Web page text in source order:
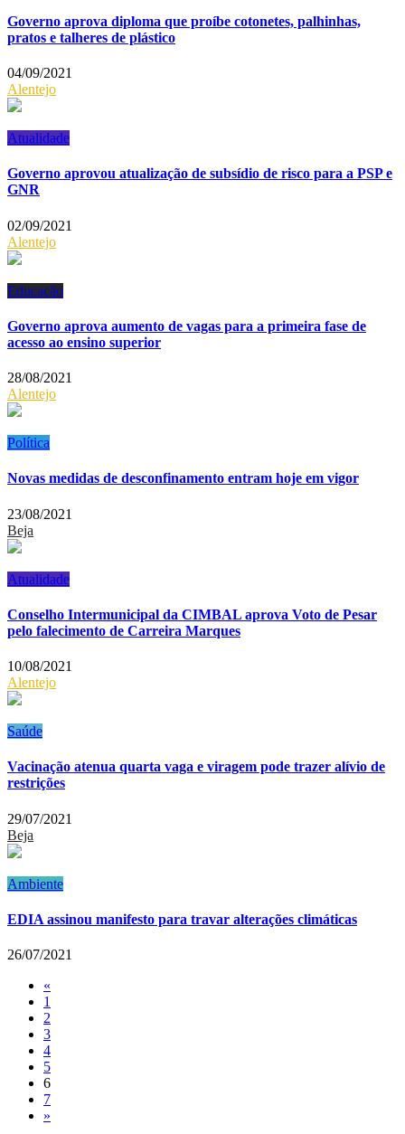
Governo aprova diploma que proíbe cotonetes, palhinhas,
pratos e talheres de plástico
04/09/2021
Alentejo
Atualidade
Governo aprovou atualização de subsídio de risco para a PSP e
GNR
02/09/2021
Alentejo
Educação
Governo aprova aumento de vagas para a primeira fase de
acesso ao ensino superior
28/08/2021
Alentejo
Política
Novas medidas de desconfinamento entram hoje em vigor
23/08/2021
Beja
Atualidade
Conselho Intermunicipal da CIMBAL aprova Voto de Pesar
pelo falecimento de Carreira Marques
10/08/2021
Alentejo
Saúde
Vacinação atenua quarta vaga e viragem pode trazer alívio de
restrições
29/07/2021
Beja
Ambiente
EDIA assinou manifesto para travar alterações climáticas
26/07/2021
«
1
2
3
4
5
6
7
»